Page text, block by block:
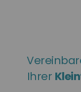
Ihrer